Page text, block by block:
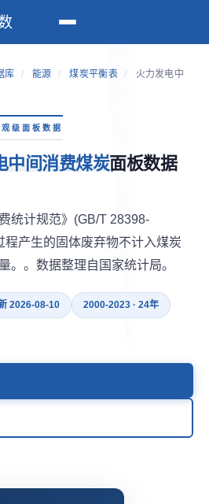
库 / 能源 / 煤炭平衡表 /
火力发电中
级面板数据
中间消费煤炭面板数据
统计规范》(GB/T 28398-
程产生的固体废弃物不计入煤炭
。。数据整理自国家统计局。
2026-08-10 2000-2023 · 24年